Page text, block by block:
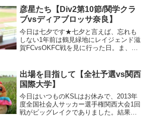
で成績が全く同じ。ここは去年のKSLカ
ップの雪辱をは...
彦星たち【Div2第10節/関学クラ
ブvsディアブロッサ奈良】
今日は七夕です★七夕と言えば、忘れも
しない1年前は鶴見緑地にレイジェンド滋
賀FCvsOKFC戦を見に行った日。ま、そ
ェンドの対戦相手ではない試合を見に行
ったのが7月...
出場を目指して【全社予選vs関西
国際大学】
今日はいつものKSLはお休みで、2013年
度全国社会人サッカー選手権関西大会1回
戦がビッグレイクでありました。結果か